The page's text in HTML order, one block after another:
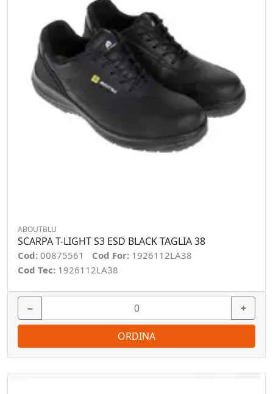
ABOUTBLU
SCARPA T-LIGHT S3 ESD BLACK TAGLIA 38
Cod: 00875561 Cod For: 1926112LA38
Cod Tec: 1926112LA38
− +
ORDINA